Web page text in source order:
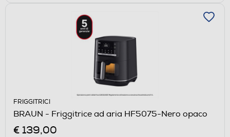
FRIGGITRICI
BRAUN - Friggitrice ad aria HF5075-Nero opaco
€ 139,00